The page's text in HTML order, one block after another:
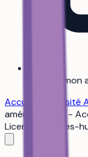
Trouver
Accueil
Université
aménagement -
Licence
sciences-